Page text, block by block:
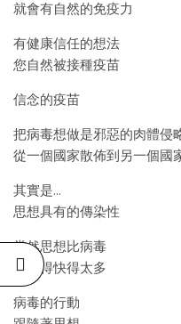
就會有自然的免疫力
有健康信任的想法
您自然被接種疫苗
信念的疫苗
把病毒想做是邪惡的肉體侵
從一個國家散佈到另一個國
其實是…
思想具有的傳染性
當然思想比病毒
移動得快得太多
病毒的行動